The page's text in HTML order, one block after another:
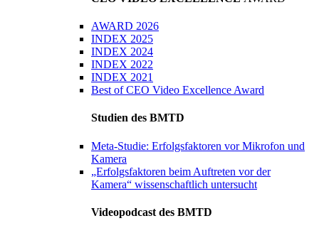
AWARD 2026
INDEX 2025
INDEX 2024
INDEX 2022
INDEX 2021
Best of CEO Video Excellence Award
Studien des BMTD
Meta-Studie: Erfolgsfaktoren vor Mikrofon und
Kamera
„Erfolgsfaktoren beim Auftreten vor der
Kamera“ wissenschaftlich untersucht
Videopodcast des BMTD